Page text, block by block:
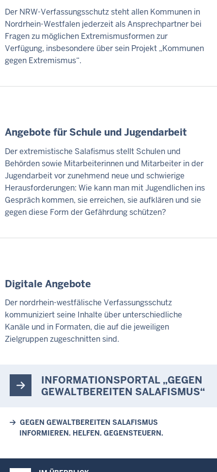
Der NRW-Verfassungsschutz steht allen Kommunen in
Nordrhein-Westfalen jederzeit als Ansprechpartner bei
Fragen zu möglichen Extremismusformen zur
Verfügung, insbesondere über sein Projekt „Kommunen
gegen Extremismus“.
Angebote für Schule und Jugendarbeit
Der extremistische Salafismus stellt Schulen und
Behörden sowie Mitarbeiterinnen und Mitarbeiter in der
Jugendarbeit vor zunehmend neue und schwierige
Herausforderungen: Wie kann man mit Jugendlichen ins
Gespräch kommen, sie erreichen, sie aufklären und sie
gegen diese Form der Gefährdung schützen?
Digitale Angebote
Der nordrhein-westfälische Verfassungsschutz
kommuniziert seine Inhalte über unterschiedliche
Kanäle und in Formaten, die auf die jeweiligen
Zielgruppen zugeschnitten sind.
INFORMATIONSPORTAL „GEGEN
GEWALTBEREITEN SALAFISMUS“
GEGEN GEWALTBEREITEN SALAFISMUS
INFORMIEREN. HELFEN. GEGENSTEUERN.